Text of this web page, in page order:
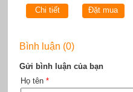
Chi tiết Đặt mua
Bình luận (0)
Gửi bình luận của bạn
Họ tên *